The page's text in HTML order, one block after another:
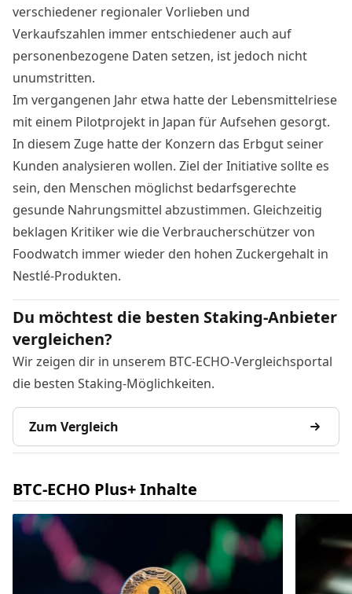
verschiedener regionaler Vorlieben und
Verkaufszahlen immer entschiedener auch auf
personenbezogene Daten setzen, ist jedoch nicht
unumstritten.
Im vergangenen Jahr etwa hatte der Lebensmittelriese
mit einem Pilotprojekt in Japan für Aufsehen gesorgt.
In diesem Zuge hatte der Konzern das Erbgut seiner
Kunden analysieren wollen. Ziel der Initiative sollte es
sein, den Menschen möglichst bedarfsgerechte
gesunde Nahrungsmittel abzustimmen. Gleichzeitig
beklagen Kritiker wie die Verbraucherschützer von
Foodwatch immer wieder den hohen Zuckergehalt in
Nestlé-Produkten.
Du möchtest die besten Staking-Anbieter
vergleichen?
Wir zeigen dir in unserem BTC-ECHO-Vergleichsportal
die besten Staking-Möglichkeiten.
Zum Vergleich
BTC-ECHO Plus+ Inhalte